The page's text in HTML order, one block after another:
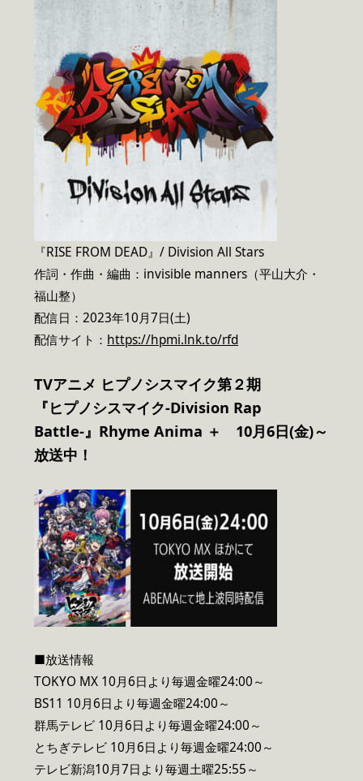
『RISE FROM DEAD』/ Division All Stars
作詞・作曲・編曲：invisible manners（平山大介・
福山整）
配信日：2023年10月7日(土)
配信サイト： https://hpmi.lnk.to/rfd
TVアニメ ヒプノシスマイク第２期
『ヒプノシスマイク-Division Rap
Battle-』Rhyme Anima ＋ 10月6日(金)～
放送中！
■放送情報
TOKYO MX 10月6日より毎週金曜24:00～
BS11 10月6日より毎週金曜24:00～
群馬テレビ 10月6日より毎週金曜24:00～
とちぎテレビ 10月6日より毎週金曜24:00～
テレビ新潟10月7日より毎週土曜25:55～